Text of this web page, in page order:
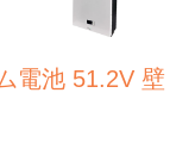
電池 51.2V 壁